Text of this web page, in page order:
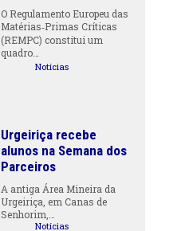
O Regulamento Europeu das
Matérias‑Primas Críticas
(REMPC) constitui um
quadro…
Notícias
Urgeiriça recebe
alunos na Semana dos
Parceiros
A antiga Área Mineira da
Urgeiriça, em Canas de
Senhorim,…
Notícias